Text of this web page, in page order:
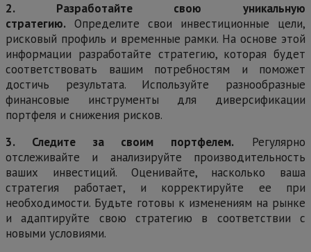
2. Разработайте свою уникальную
стратегию. Определите свои инвестиционные цели,
рисковый профиль и временные рамки. На основе этой
информации разработайте стратегию, которая будет
соответствовать вашим потребностям и поможет
достичь результата. Используйте разнообразные
финансовые инструменты для диверсификации
портфеля и снижения рисков.
3. Следите за своим портфелем. Регулярно
отслеживайте и анализируйте производительность
ваших инвестиций. Оценивайте, насколько ваша
стратегия работает, и корректируйте ее при
необходимости. Будьте готовы к изменениям на рынке
и адаптируйте свою стратегию в соответствии с
новыми условиями.